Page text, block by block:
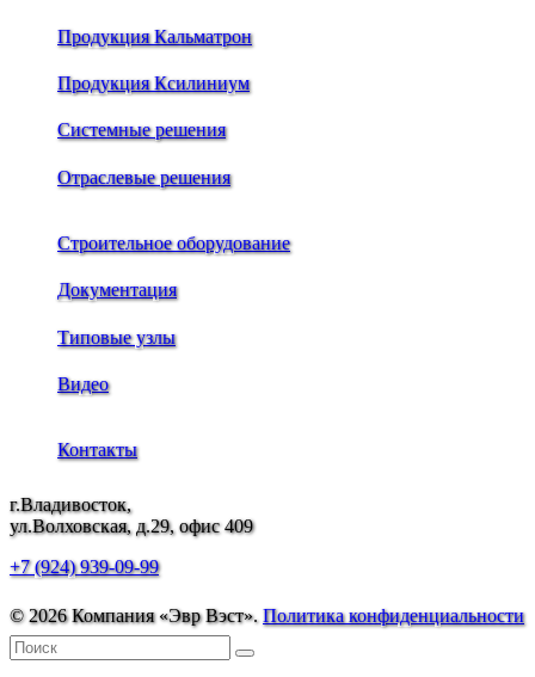
Продукция Кальматрон
Продукция Ксилиниум
Системные решения
Отраслевые решения
Строительное оборудование
Документация
Типовые узлы
Видео
Контакты
г.Владивосток,
ул.Волховская, д.29, офис 409
+7 (924) 939-09-99
© 2026 Компания «Эвр Вэст». Политика конфиденциальности